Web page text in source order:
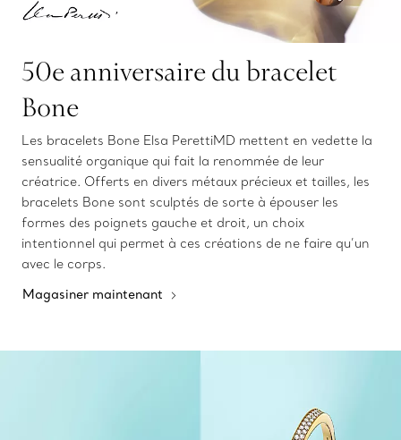
50e anniversaire du bracelet
Bone
Les bracelets Bone Elsa PerettiMD mettent en vedette la
sensualité organique qui fait la renommée de leur
créatrice. Offerts en divers métaux précieux et tailles, les
bracelets Bone sont sculptés de sorte à épouser les
formes des poignets gauche et droit, un choix
intentionnel qui permet à ces créations de ne faire qu’un
avec le corps.
Magasiner maintenant